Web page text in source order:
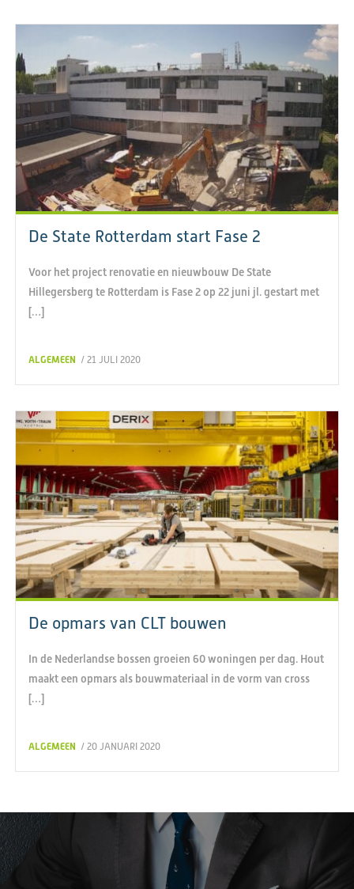
De State Rotterdam start Fase 2
Voor het project renovatie en nieuwbouw De State
Hillegersberg te Rotterdam is Fase 2 op 22 juni jl. gestart met
[…]
ALGEMEEN / 21 JULI 2020
De opmars van CLT bouwen
In de Nederlandse bossen groeien 60 woningen per dag. Hout
maakt een opmars als bouwmateriaal in de vorm van cross
[…]
ALGEMEEN / 20 JANUARI 2020